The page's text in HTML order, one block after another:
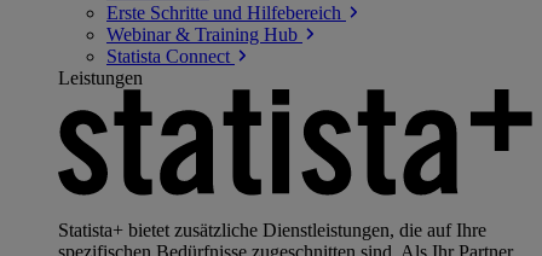
Erste Schritte und Hilfebereich
Webinar & Training Hub
Statista Connect
Leistungen
Statista+ bietet zusätzliche Dienstleistungen, die auf Ihre
spezifischen Bedürfnisse zugeschnitten sind. Als Ihr Partner